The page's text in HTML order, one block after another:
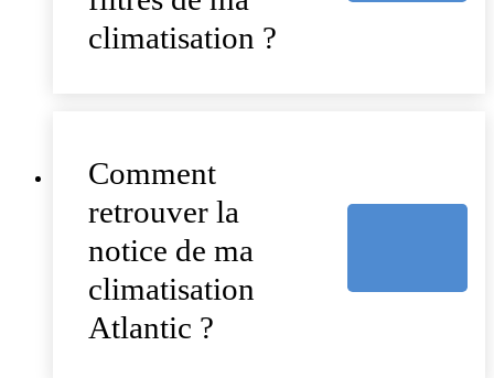
climatisation ?
Comment
retrouver la
notice de ma
climatisation
Atlantic ?